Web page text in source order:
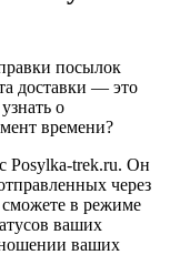
посылок
доставки — это
о
времени?
Posylka-trek.ru. Он
через
в режиме
ваших
ваших